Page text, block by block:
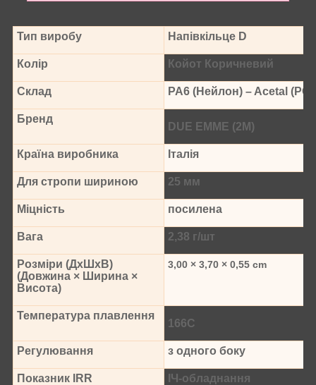
Тип виробу Напівкільце D
Колір Койот Коричневий
Склад PA6 (Нейлон) – Acetal
Бренд
DUE EMME (2M)
Країна виробника Італія
Для стропи шириною 25 мм
Міцність посилена
Вага 2,38 г/шт
Розміри (ДхШхВ)
(Довжина × Ширина ×
Висота)
3,00 × 3,70 × 0,55 cm
Температура плавлення
166С
Регулювання з одного боку
Показник IRR ІЧ-обладнання